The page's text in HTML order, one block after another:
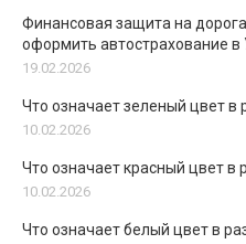
Финансовая защита на
оформить автострахование в
19.02.2026
Что означает зеленый цвет в
10.02.2026
Что означает красный цвет в
10.02.2026
Что означает белый цвет в